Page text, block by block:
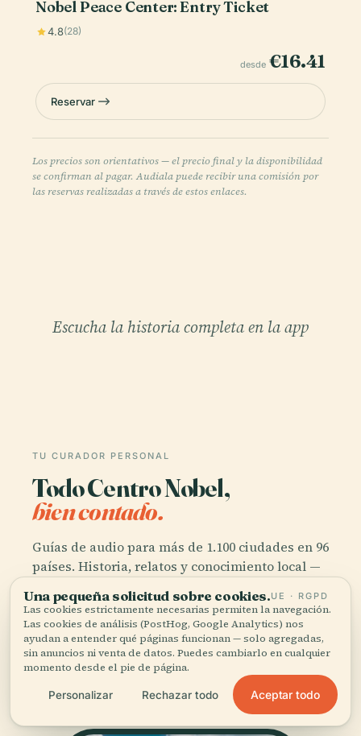
Nobel Peace Center: Entry Ticket
4.8(28)
desde €16.41
Reservar
Los precios son orientativos — el precio final y la disponibilidad
se confirman al pagar. Audiala puede recibir una comisión por
las reservas realizadas a través de estos enlaces.
Escucha la historia completa en la app
TU CURADOR PERSONAL
Todo Centro Nobel,
bien contado.
Guías de audio para más de 1.100 ciudades en 96
países. Historia, relatos y conocimiento local —
Descargar la app
Una pequeña solicitud sobre cookies.UE · RGPD
Las cookies estrictamente necesarias permiten la navegación.
Las cookies de análisis (PostHog, Google Analytics) nos
ayudan a entender qué páginas funcionan — solo agregadas,
sin anuncios ni venta de datos. Puedes cambiarlo en cualquier
momento desde el pie de página.
Personalizar Rechazar todo Aceptar todo